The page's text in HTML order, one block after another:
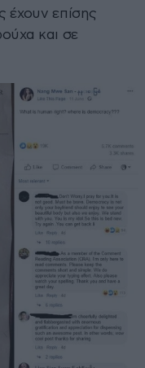
έχουν επίσης
και σε